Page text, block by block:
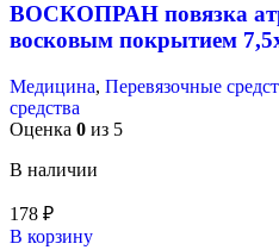
ВОСКОПРАН повязка
восковым покрытием
Медицина, Перевязочные
средства
Оценка 0 из 5
В наличии
178 ₽
В корзину